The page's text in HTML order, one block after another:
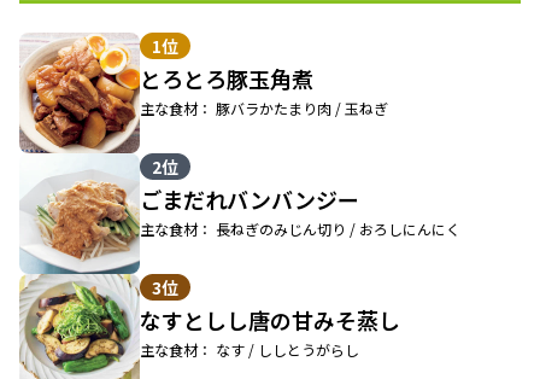
1位
とろとろ豚玉角煮
主な食材： 豚バラかたまり肉 / 玉ねぎ
2位
ごまだれバンバンジー
主な食材： 長ねぎのみじん切り / おろしにんにく
3位
なすとしし唐の甘みそ蒸し
主な食材： なす / ししとうがらし